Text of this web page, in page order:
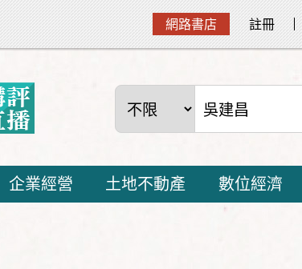
網路書店 註冊
企業經營 土地不動產 數位經濟